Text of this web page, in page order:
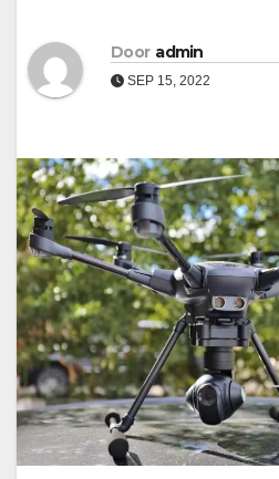
Door admin
SEP 15, 2022